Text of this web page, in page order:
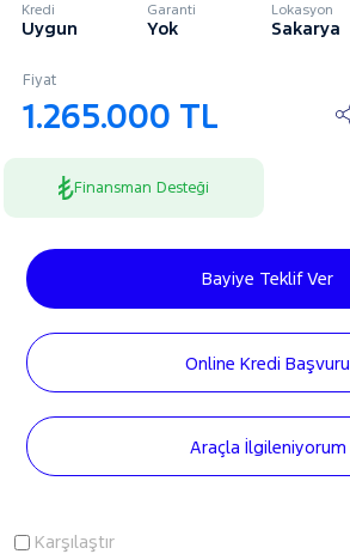
Kredi
Uygun
Garanti
Yok
Lokasyon
Sakarya
Fiyat
1.265.000 TL
Finansman Desteği
Bayiye Teklif Ver
Online Kredi Başvuru
Araçla İlgileniyorum
Karşılaştır